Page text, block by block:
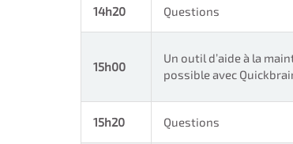
14h20 Questions
15h00
Un outil d’aide à la
possible avec
15h20 Questions